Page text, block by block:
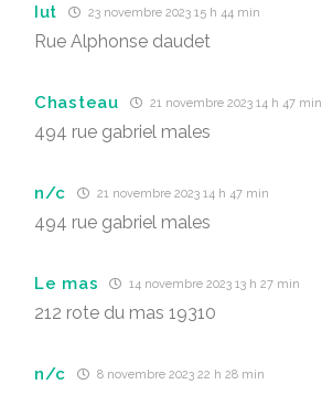
Iut 23 novembre 2023 15 h 44 min
Rue Alphonse daudet
Chasteau 21 novembre 2023 14 h 47 min
494 rue gabriel males
n/c 21 novembre 2023 14 h 47 min
494 rue gabriel males
Le mas 14 novembre 2023 13 h 27 min
212 rote du mas 19310
n/c 8 novembre 2023 22 h 28 min